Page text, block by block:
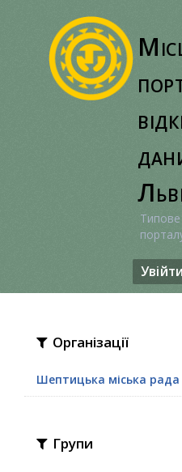
Увійти
Організації
Шептицька міська рада
Групи